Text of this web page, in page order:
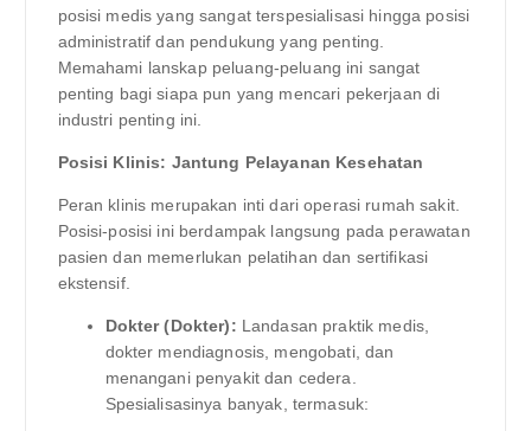
posisi medis yang sangat terspesialisasi hingga posisi
administratif dan pendukung yang penting.
Memahami lanskap peluang-peluang ini sangat
penting bagi siapa pun yang mencari pekerjaan di
industri penting ini.
Posisi Klinis: Jantung Pelayanan Kesehatan
Peran klinis merupakan inti dari operasi rumah sakit.
Posisi-posisi ini berdampak langsung pada perawatan
pasien dan memerlukan pelatihan dan sertifikasi
ekstensif.
Dokter (Dokter): Landasan praktik medis,
dokter mendiagnosis, mengobati, dan
menangani penyakit dan cedera.
Spesialisasinya banyak, termasuk: